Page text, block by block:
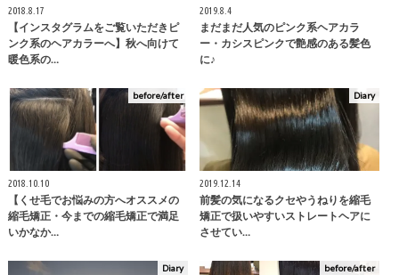
2018.8.17
【インスタグラムをご覧いただきピ
ンク系のヘアカラーへ】秋へ向けて
暖色系の…
2019.8.4
まだまだ人気のピンク系ヘアカラ
ー・カシスピンクで艶感のある髪色
に♪
before/after
2018.10.10
【くせ毛でお悩みの方へオススメの
縮毛矯正・今までの縮毛矯正で満足
いかなか…
Diary
2019.12.14
前髪の気になるクセやうねりを縮毛
矯正で扱いやすいストレートヘアに
させてい…
Diary before/after